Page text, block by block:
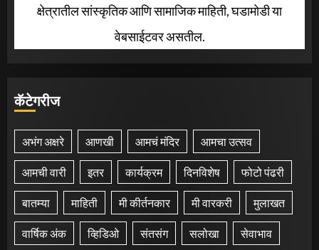
क्षेत्रातील सांस्कृतिक आणि सामाजिक माहिती, घडामोडी या
वेबसाईटवर असतील.
कॅटेगरीज
अभंग अक्षरे आणखी आमचं मंदिर आमचा उत्सव
आमची वारी इतर कार्यक्रम दिनविशेष फोटो पंढरी
बातम्या माहिती मी कीर्तनकार मी वारकरी मुलाखत
वार्षिक अंक व्हिडिओ संतसंग सलोखा सेवाभाव